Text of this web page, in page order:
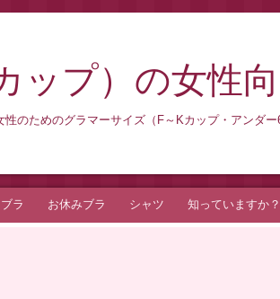
ップ）の女性
のためのグラマーサイズ（F～Kカップ・アンダ
ラ お休みブラ シャツ 知っていますか？